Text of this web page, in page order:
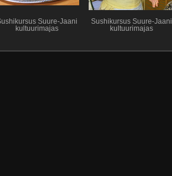
Suure-Jaani
kultuurimajas
Sushikursus Suure-Jaani
kultuurimajas